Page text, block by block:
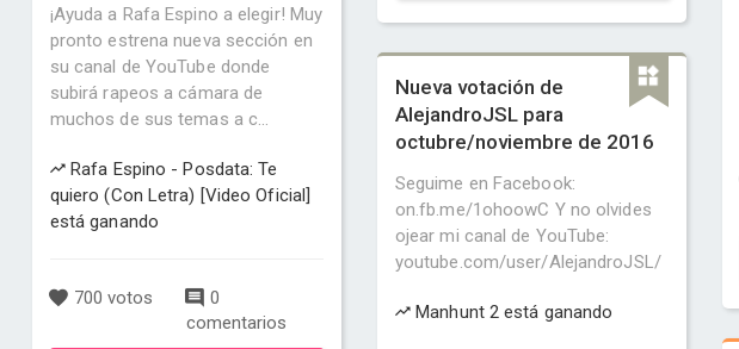
¡Ayuda a Rafa Espino a elegir! Muy
pronto estrena nueva sección en
su canal de YouTube donde
subirá rapeos a cámara de
muchos de sus temas a c...
Rafa Espino - Posdata: Te
quiero (Con Letra) [Video Oficial]
está ganando
700 votos
0
comentarios
Nueva votación de
AlejandroJSL para
octubre/noviembre de 2016
Seguime en Facebook:
on.fb.me/1ohoowC Y no olvides
ojear mi canal de YouTube:
youtube.com/user/AlejandroJSL/
Manhunt 2 está ganando